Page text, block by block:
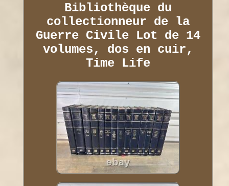
Bibliothèque du
collectionneur de la
Guerre Civile Lot de 14
volumes, dos en cuir,
Time Life